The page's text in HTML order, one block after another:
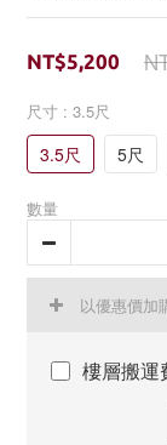
NT$5,200
尺寸 : 3.5尺
3.5尺 5尺
數量
以優惠價加
樓層搬運